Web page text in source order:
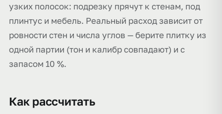
узких полосок: подрезку прячут к стенам, под
плинтус и мебель. Реальный расход зависит от
ровности стен и числа углов — берите плитку из
одной партии (тон и калибр совпадают) и с
запасом 10 %.
Как рассчитать